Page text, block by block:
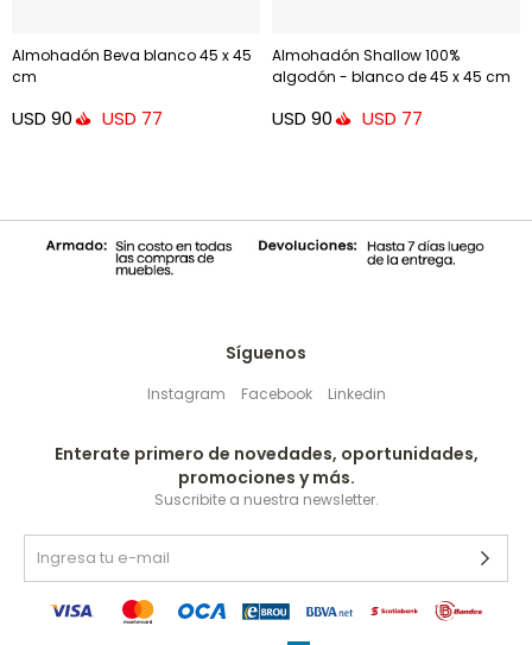
Almohadón Beva blanco 45 x 45
cm
USD 90 USD 77
Almohadón Shallow 100%
algodón - blanco de 45 x 45 cm
USD 90 USD 77
Síguenos
Instagram Facebook Linkedin
Enterate primero de novedades, oportunidades,
promociones y más.
Suscribite a nuestra newsletter.